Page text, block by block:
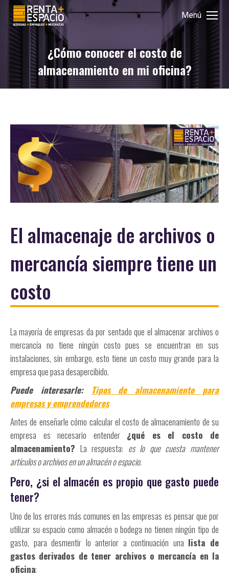
Menú
¿Cómo conocer el costo de
almacenamiento en mi oficina?
El almacenaje de archivos o
mercancía siempre tiene un
costo
La mayoría de empresas da por sentado que el almacenar archivos o
mercancía no tiene ningún costo pues se encuentran en sus
instalaciones, sin embargo, esto tiene un costo muy grande para la
empresa que pasa desapercibido.
Puede interesarle: Tipos de almacenamiento para
empresas y emprendedores
Antes de enseñarle cómo calcular el costo de almacenamiento de su
empresa es necesario entender ¿qué es el costo de
almacenamiento? La respuesta: es lo que cuesta mantener
artículos o archivos en un almacén o espacio.
Pero, ¿si el almacén es propio que gasto puede
tener?
Uno de los errores más comunes en las empresas es pensar que por
utilizar su espacio como almacén o bodega no tienen ningún tipo de
gasto, para desmentir lo anterior a continuación una lista de
gastos derivados de tener archivos o mercancía en la
oficina: